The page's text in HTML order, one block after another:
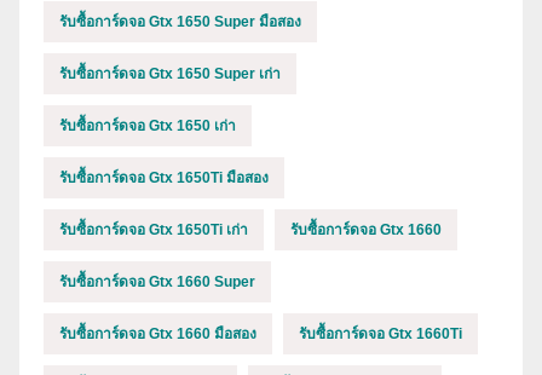
รับซื้อการ์ดจอ Gtx 1650 Super มือสอง
รับซื้อการ์ดจอ Gtx 1650 Super เก่า
รับซื้อการ์ดจอ Gtx 1650 เก่า
รับซื้อการ์ดจอ Gtx 1650Ti มือสอง
รับซื้อการ์ดจอ Gtx 1650Ti เก่า รับซื้อการ์ดจอ Gtx 1660
รับซื้อการ์ดจอ Gtx 1660 Super
รับซื้อการ์ดจอ Gtx 1660 มือสอง รับซื้อการ์ดจอ Gtx 1660Ti